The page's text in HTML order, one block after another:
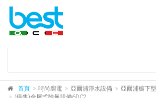
首頁 時尚廚電 亞爾浦淨水設備
亞爾浦櫥下